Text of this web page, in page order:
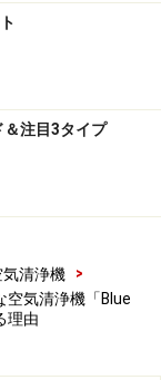
リ氏は、世界
由は、彼が夏休
すると、そこ
トックホルム
いるか”を痛感
る権利がある」
いな空気の中で
。それがフィル
注目3タイプ
気清浄機
>
空気清浄機「Blue
理由